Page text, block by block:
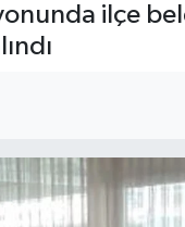
ilçe